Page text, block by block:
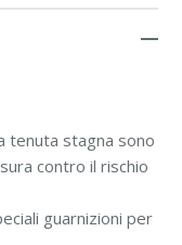
tenuta stagna sono
contro il rischio
guarnizioni per